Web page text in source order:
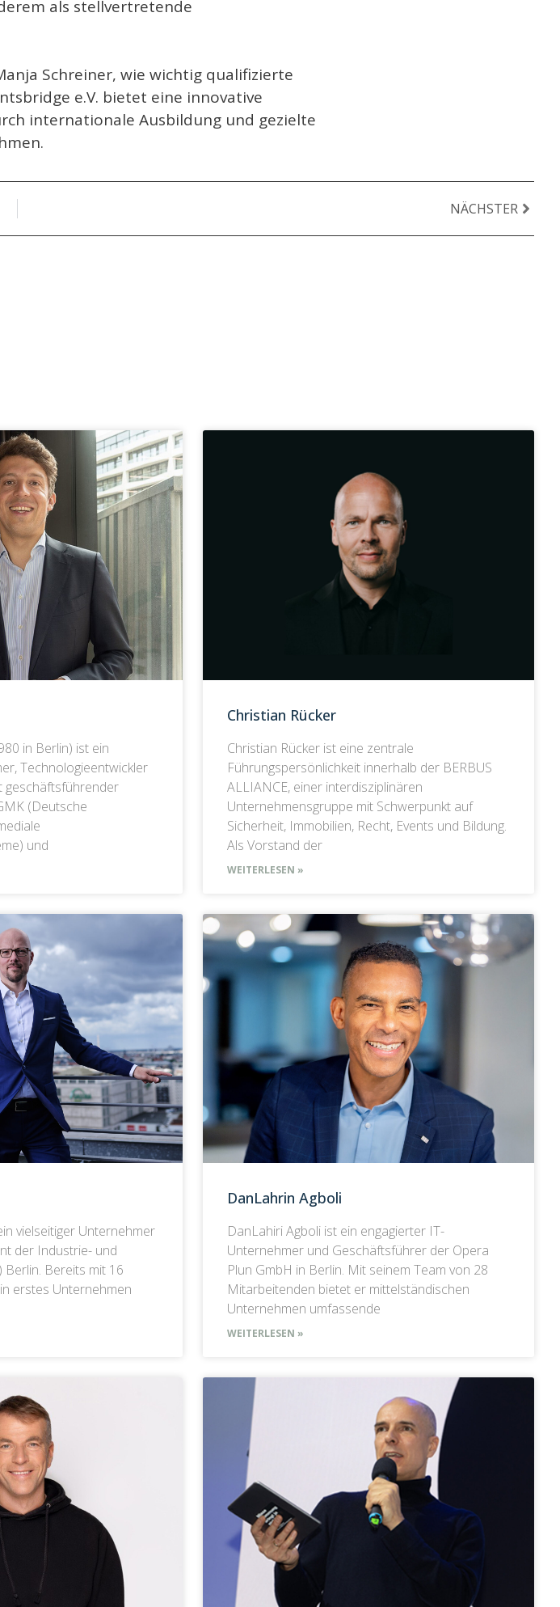
als stellvertretende
Schreiner, wie wichtig qualifizierte
e.V. bietet eine innovative
internationale Ausbildung und gezielte
NÄCHSTER
in Berlin) ist ein
Technologieentwickler
geschäftsführender
(Deutsche
und
Christian Rücker
Christian Rücker ist eine zentrale
Führungspersönlichkeit innerhalb der BERBUS
ALLIANCE, einer interdisziplinären
Unternehmensgruppe mit Schwerpunkt auf
Sicherheit, Immobilien, Recht, Events und Bildung.
Als Vorstand der
WEITERLESEN »
vielseitiger Unternehmer
der Industrie- und
Berlin. Bereits mit 16
erstes Unternehmen
DanLahrin Agboli
DanLahiri Agboli ist ein engagierter IT-
Unternehmer und Geschäftsführer der Opera
Plun GmbH in Berlin. Mit seinem Team von 28
Mitarbeitenden bietet er mittelständischen
Unternehmen umfassende
WEITERLESEN »